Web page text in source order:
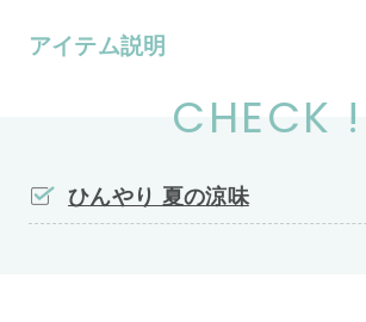
アイテム説明
CHECK !
ひんやり 夏の涼味